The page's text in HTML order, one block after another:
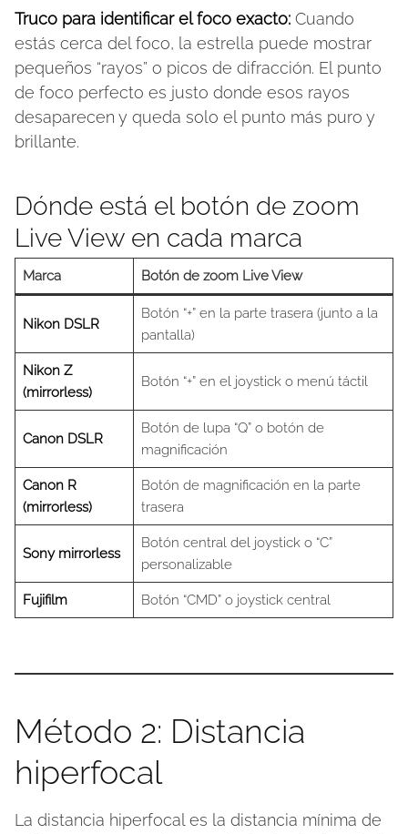
Truco para identificar el foco exacto: Cuando
estás cerca del foco, la estrella puede mostrar
pequeños “rayos” o picos de difracción. El punto
de foco perfecto es justo donde esos rayos
desaparecen y queda solo el punto más puro y
brillante.
Dónde está el botón de zoom
Live View en cada marca
Marca Botón de zoom Live View
Nikon DSLR
Botón “+” en la parte trasera (junto a la
pantalla)
Nikon Z
(mirrorless)
Botón “+” en el joystick o menú táctil
Canon DSLR
Botón de lupa “Q” o botón de
magnificación
Canon R
(mirrorless)
Botón de magnificación en la parte
trasera
Sony mirrorless
Botón central del joystick o “C”
personalizable
Fujifilm Botón “CMD” o joystick central
Método 2: Distancia
hiperfocal
La distancia hiperfocal es la distancia mínima de